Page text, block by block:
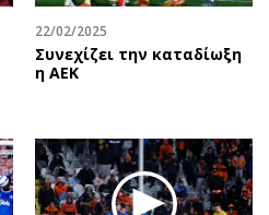
The Hill
Υγεία
Αγγελίες
Πωλούνται
Ζητούν εργασία
Θέσεις εργασίας
22/02/2025
Συνεχίζει την καταδίωξη
η ΑΕΚ